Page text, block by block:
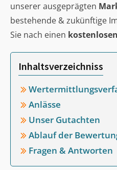
unserer ausgeprägten
bestehende & zukünftige
Sie nach einen
Inhaltsverzeichniss
Anlässe
Unser Gutachten
Ablauf der
Fragen & Antworten